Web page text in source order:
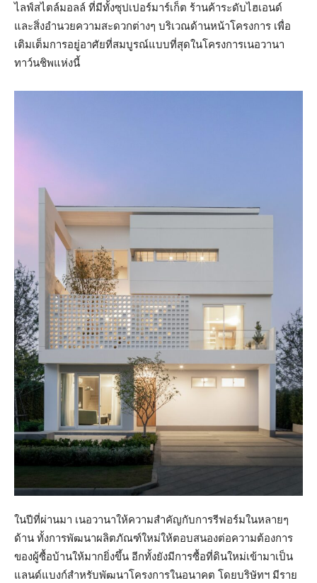
ไลฟ์สไตล์มอลล์ ที่มีทั้งซุปเปอร์มาร์เก็ต ร้านค้าระดับไฮเอนด์
และสิ่งอำนวยความสะดวกต่างๆ บริเวณด้านหน้าโครงการ เพื่อ
เติมเต็มการอยู่อาศัยที่สมบูรณ์แบบที่สุดในโครงการเนอวานา
ทาว์นชิพแห่งนี้
ในปีที่ผ่านมา เนอวานาให้ความสำคัญกับการรีฟอร์มในหลายๆ
ด้าน ทั้งการพัฒนาผลิตภัณฑ์ใหม่ให้ตอบสนองต่อความต้องการ
ของผู้ซื้อบ้านให้มากยิ่งขึ้น อีกทั้งยังมีการซื้อที่ดินใหม่เข้ามาเป็น
แลนด์แบงก์สำหรับพัฒนาโครงการในอนาคต โดยบริษัทฯ มีราย